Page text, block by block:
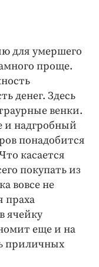
для умершего
проще.
денег. Здесь
венки.
и надгробный
понадобится
касается
покупать из
вовсе не
праха
ячейку
еще и на
приличных